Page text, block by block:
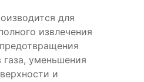
для
извлечения
уменьшения
и